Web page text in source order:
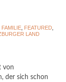
FAMILIE, FEATURED,
LAND
von
der sich schon